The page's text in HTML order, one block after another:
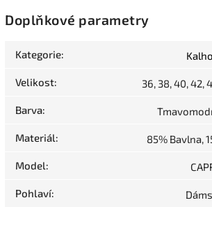
Doplňkové parametry
Kategorie:
Velikost: 36, 38, 40, 42,
Barva:
Materiál: 85% Bavlna,
Model:
Pohlaví: